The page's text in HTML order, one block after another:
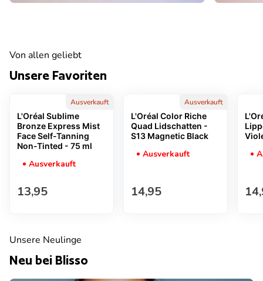
Make-up
Von allen geliebt
Unsere Favoriten
Ausverkauft
L'Oréal Sublime
Bronze Express Mist
Face Self-Tanning
Non-Tinted - 75 ml
Ausverkauft
Regulärer Preis
13,95
Ausverkauft
L'Oréal Color Riche
Quad Lidschatten -
S13 Magnetic Black
Ausverkauft
Regulärer Preis
14,95
Unsere Neulinge
Neu bei Blisso